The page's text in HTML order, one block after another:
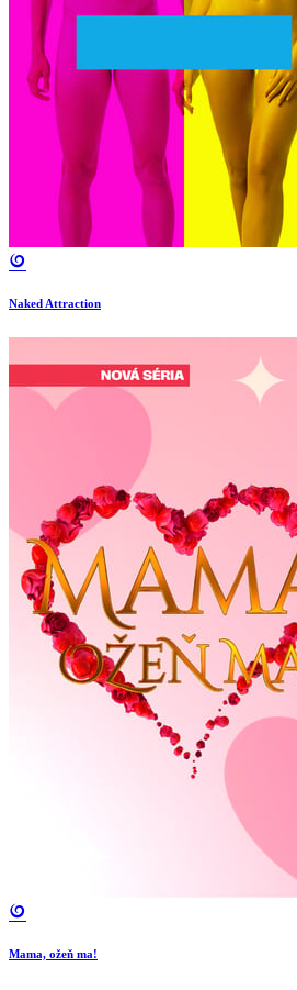
Naked Attraction
Mama, ožeň ma!